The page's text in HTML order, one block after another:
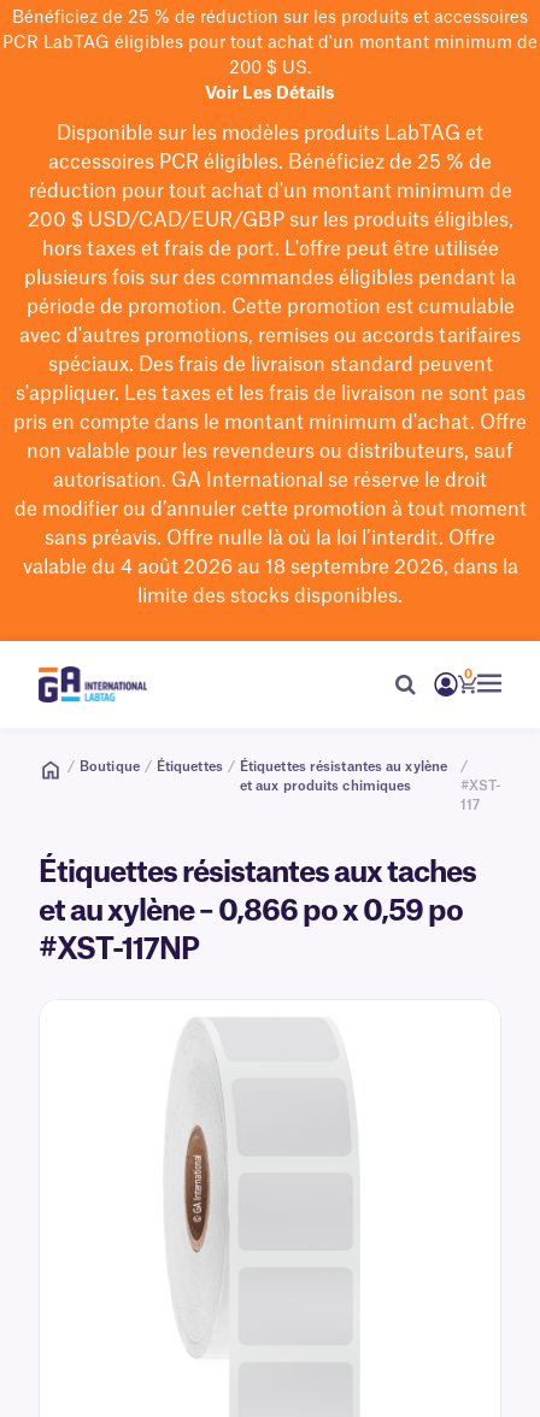
Bénéficiez de 25 % de réduction sur les produits et accessoires
PCR LabTAG éligibles pour tout achat d'un montant minimum de
200 $ US.
Voir Les Détails
Disponible sur les modèles produits LabTAG et
accessoires PCR éligibles. Bénéficiez de 25 % de
réduction pour tout achat d'un montant minimum de
200 $USD/CAD/EUR/GBPsur les produits éligibles,
hors taxes et frais de port. L'offre peut être utilisée
plusieurs fois sur des commandes éligibles pendant la
période de promotion. Cette promotion est cumulable
avec d'autres promotions, remises ou accords tarifaires
spéciaux. Des frais de livraison standard peuvent
s'appliquer. Les taxes et les frais de livraison ne sont pas
pris en compte dans le montant minimum d'achat. Offre
non valable pour les revendeurs ou distributeurs, sauf
autorisation. GA International se réserve le droit
de modifierou d’annuler cette promotion à tout moment
sans préavis. Offre nulle là où la loi l’interdit. Offre
valable du 4 août 2026 au 18 septembre 2026, dans la
limite des stocks disponibles.
0
/ Boutique / Étiquettes / Étiquettes résistantes au xylène
et aux produits chimiques
/
#XST-
117
Étiquettes résistantes aux taches
et au xylène – 0,866 po x 0,59 po
#XST-117NP